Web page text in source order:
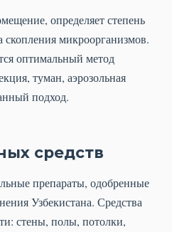
определяет степень
скопления микроорганизмов.
оптимальный метод
туман, аэрозольная
подход.
средств
препараты, одобренные
Узбекистана. Средства
стены, полы, потолки,